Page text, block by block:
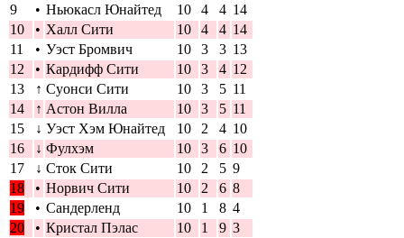
9
• Ньюкасл Юнайтед 10 4 4 14
10
• Халл Сити 10 4 4 14
11
• Уэст Бромвич 10 3 3 13
12
• Кардифф Сити 10 3 4 12
13
↑ Суонси Сити 10 3 5 11
14
↑ Астон Вилла 10 3 5 11
15
↓ Уэст Хэм Юнайтед 10 2 4 10
16
↓ Фулхэм 10 3 6 10
17
↓ Сток Сити 10 2 5 9
18
• Норвич Сити 10 2 6 8
19
• Сандерленд 10 1 8 4
20
• Кристал Пэлас 10 1 9 3